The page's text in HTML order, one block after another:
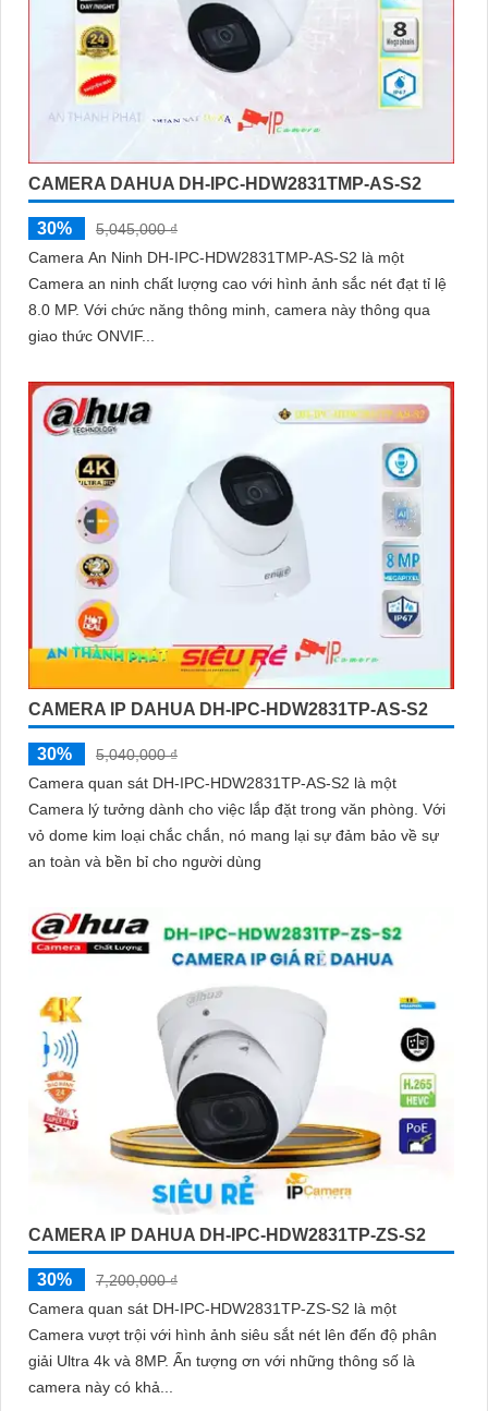
CAMERA DAHUA DH-IPC-HDW2831TMP-AS-S2
30%
5,045,000 ₫
Camera An Ninh DH-IPC-HDW2831TMP-AS-S2 là một
Camera an ninh chất lượng cao với hình ảnh sắc nét đạt tỉ lệ
8.0 MP. Với chức năng thông minh, camera này thông qua
giao thức ONVIF...
CAMERA IP DAHUA DH-IPC-HDW2831TP-AS-S2
30%
5,040,000 ₫
Camera quan sát DH-IPC-HDW2831TP-AS-S2 là một
Camera lý tưởng dành cho việc lắp đặt trong văn phòng. Với
vỏ dome kim loại chắc chắn, nó mang lại sự đảm bảo về sự
an toàn và bền bỉ cho người dùng
CAMERA IP DAHUA DH-IPC-HDW2831TP-ZS-S2
30%
7,200,000 ₫
Camera quan sát DH-IPC-HDW2831TP-ZS-S2 là một
Camera vượt trội với hình ảnh siêu sắt nét lên đến độ phân
giải Ultra 4k và 8MP. Ấn tượng ơn với những thông số là
camera này có khả...